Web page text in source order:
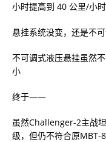
小时提高到 40 公里/小时
悬挂系统没变，还是不
不可调式液压悬挂虽然
小
终于——
虽然Challenger-2主战
级，但仍不符合原